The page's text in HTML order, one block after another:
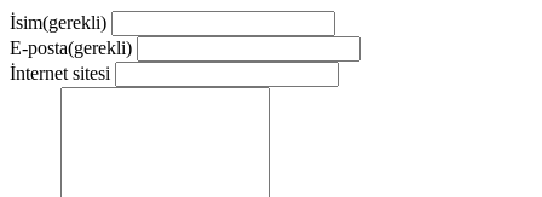
İsim(gerekli)
E-posta(gerekli)
İnternet sitesi